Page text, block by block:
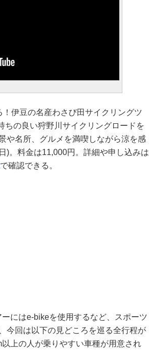
伊豆の名産わさび田サイクリングツ
ちの良い狩野川サイクリングロードを
や名所、グルメを満喫しながら涼を感
)。料金は11,000円。詳細や申し込みは
で確認できる。
にはe-bikeを使用するなど、スポーツ
今回は以下の見どころを巡る全行程が
上の人が乗りやすい車種が用意され